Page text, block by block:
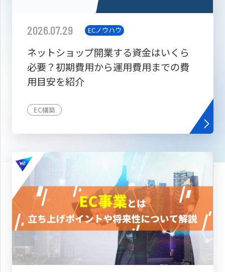
2026.07.29 ECノウハウ
ネットショップ開業する資金はいくら
必要？初期費用から運用費用までの費
用目安を紹介
EC構築